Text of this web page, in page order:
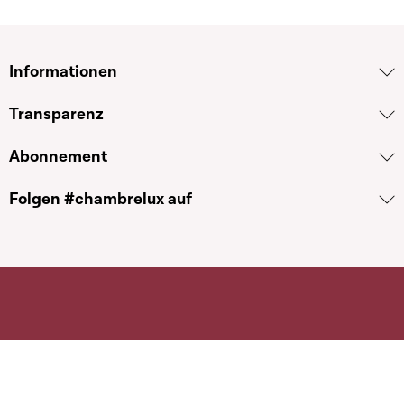
Informationen
Transparenz
Abonnement
Folgen #chambrelux auf